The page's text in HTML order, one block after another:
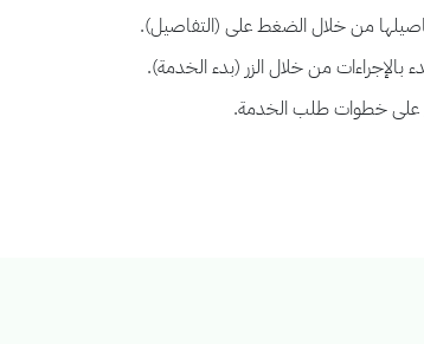
من خلال الضغط على (التفاصيل).
من خلال الزر (بدء الخدمة).
على خطوات طلب الخدمة.